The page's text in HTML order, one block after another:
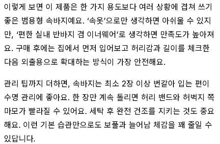
이렇게 보면 이 제품은 한 가지 용도보다 여러 상황에 겹쳐 쓰기
좋은 범용형 속바지예요. ‘속옷’으로만 생각하면 아쉬울 수 있지
만, ‘편한 실내 반바지 겸 이너웨어’로 생각하면 만족도가 높아져
요. 구매 후에는 집에서 먼저 입어보고 허리감과 길이를 체크한
다음 외출용으로 확대하는 방식이 가장 안전해요.
관리 팁까지 더하면, 속바지는 최소 2장 이상 번갈아 입는 편이
수명 관리에 좋아요. 한 장만 계속 돌리면 허리 밴드와 허벅지 쪽
마모가 빨라질 수 있어요. 세탁 후 완전 건조를 지키는 것도 중요
해요. 이런 기본 습관만으로도 보풀과 늘어남 체감을 꽤 줄일 수
있답니다.